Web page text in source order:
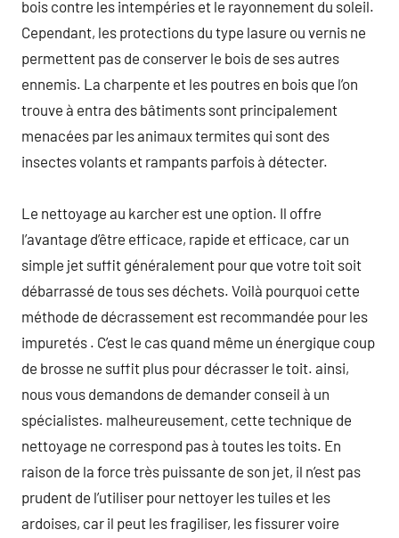
bois contre les intempéries et le rayonnement du soleil.
Cependant, les protections du type lasure ou vernis ne
permettent pas de conserver le bois de ses autres
ennemis. La charpente et les poutres en bois que l’on
trouve à entra des bâtiments sont principalement
menacées par les animaux termites qui sont des
insectes volants et rampants parfois à détecter.
Le nettoyage au karcher est une option. Il offre
l’avantage d’être efficace, rapide et efficace, car un
simple jet suffit généralement pour que votre toit soit
débarrassé de tous ses déchets. Voilà pourquoi cette
méthode de décrassement est recommandée pour les
impuretés . C’est le cas quand même un énergique coup
de brosse ne suffit plus pour décrasser le toit. ainsi,
nous vous demandons de demander conseil à un
spécialistes. malheureusement, cette technique de
nettoyage ne correspond pas à toutes les toits. En
raison de la force très puissante de son jet, il n’est pas
prudent de l’utiliser pour nettoyer les tuiles et les
ardoises, car il peut les fragiliser, les fissurer voire